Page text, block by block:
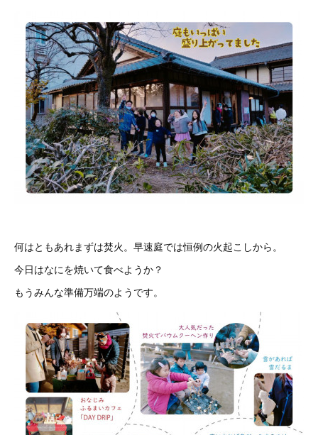
何はともあれまずは焚火。早速庭では恒例の火起こしから。
今日はなにを焼いて食べようか？
もうみんな準備万端のようです。